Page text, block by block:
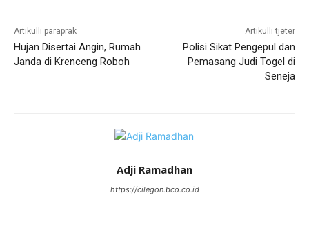
Artikulli paraprak
Hujan Disertai Angin, Rumah
Janda di Krenceng Roboh
Artikulli tjetër
Polisi Sikat Pengepul dan
Pemasang Judi Togel di
Seneja
Adji Ramadhan
https://cilegon.bco.co.id